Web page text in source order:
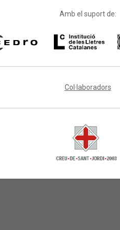
Amb el suport de:
Col·laboradors